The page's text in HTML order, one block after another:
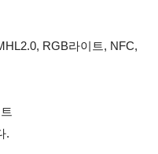
RGB라이트, NFC,
.